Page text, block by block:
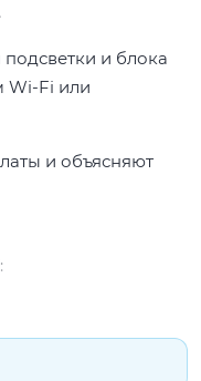
и блока
Wi-Fi или
и объясняют